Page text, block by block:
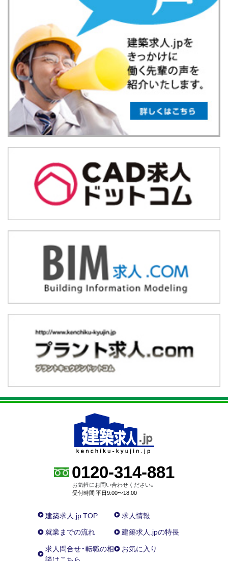
0120-314-881
お気軽にお問い合わせください。
受付時間 平日9:00〜18:00
建築求人.jp TOP
求人情報
就業までの流れ
建築求人.jpの特長
求人問合せ・転職の相
お気に入り